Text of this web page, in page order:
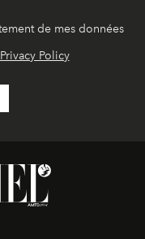
de mes données
Privacy Policy